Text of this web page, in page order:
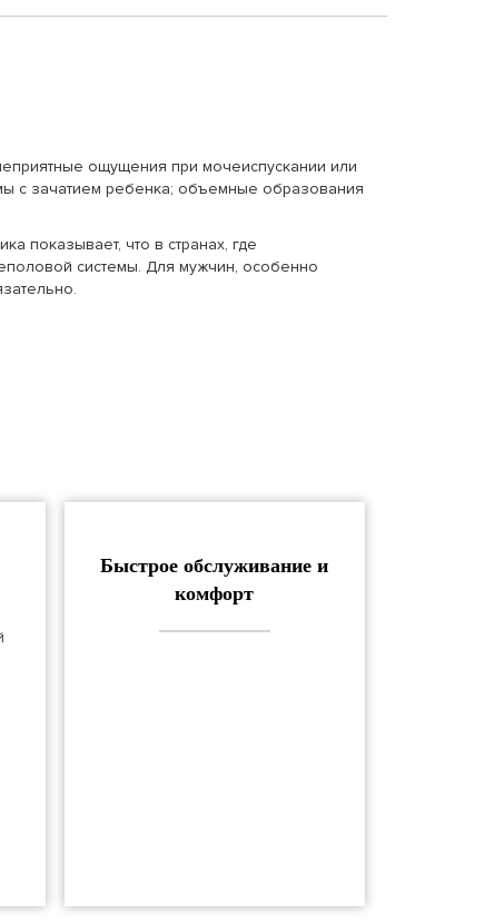
ощущения при мочеиспускании или
с зачатием ребенка; объемные образования
показывает, что в странах, где
системы. Для мужчин, особенно
Быстрое обслуживание и
комфорт